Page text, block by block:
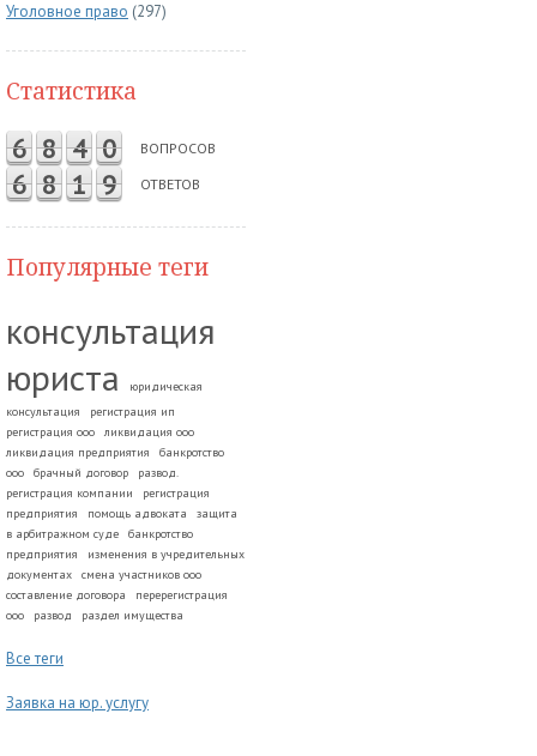
Уголовное право (297)
Статистика
6 8 4 0 ВОПРОСОВ
6 8 1 9 ОТВЕТОВ
Популярные теги
консультация
юриста
юридическая
консультация
регистрация ип
регистрация ооо
ликвидация ооо
ликвидация предприятия
банкротство
ооо
брачный договор
развод.
регистрация компании
регистрация
предприятия
помощь адвоката
защита
в арбитражном суде
банкротство
предприятия
изменения в учредительных
документах
смена участников ооо
составление договора
перерегистрация
ооо
развод раздел имущества
Все теги
Заявка на юр. услугу